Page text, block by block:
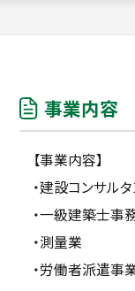
事業内容
【事業内容】
・建設コンサル
・一級建築士事
・測量業
・労働者派遣事